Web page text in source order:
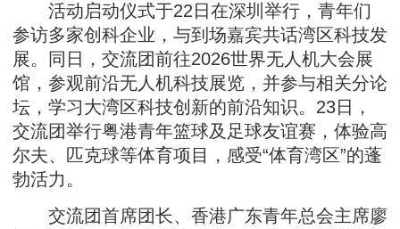
活动启动仪式于22日在深圳举行，青年们
参访多家创科企业，与到场嘉宾共话湾区科技发
展。同日，交流团前往2026世界无人机大会展
馆，参观前沿无人机科技展览，并参与相关分论
坛，学习大湾区科技创新的前沿知识。23日，
交流团举行粤港青年篮球及足球友谊赛，体验高
尔夫、匹克球等体育项目，感受“体育湾区”的蓬
勃活力。
交流团首席团长、香港广东青年总会主席廖